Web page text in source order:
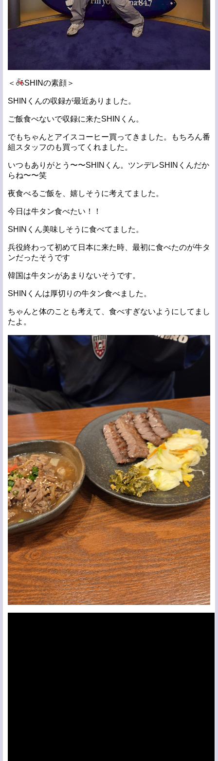
＜ SHINの素顔＞
SHINくんの収録が最近ありました。
ご飯食べないで収録に来たSHINくん。
でもちゃんとアイスコーヒー買ってきました。もちろん番
組スタッフのも買ってくれました。
いつもありがとう〜〜SHINくん。ツンデレSHINくんだか
らね〜〜笑
夜食べるご飯を、嬉しそうに考えてました。
今日は牛タン食べたい！！
SHINくん美味しそうに食べてました。
兵役終わって初めて日本に来た時、最初に食べたのが牛タ
ンだったそうです
韓国は牛タンがあまりないそうです。
SHINくんは厚切りの牛タン食べました。
ちゃんと体のことも考えて、食べすぎないようにしてまし
たよ。